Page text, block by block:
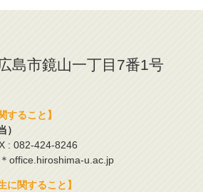
市鏡山一丁目7番1号
すること】
）
: 082-424-8246
office.hiroshima-u.ac.jp
に関すること】